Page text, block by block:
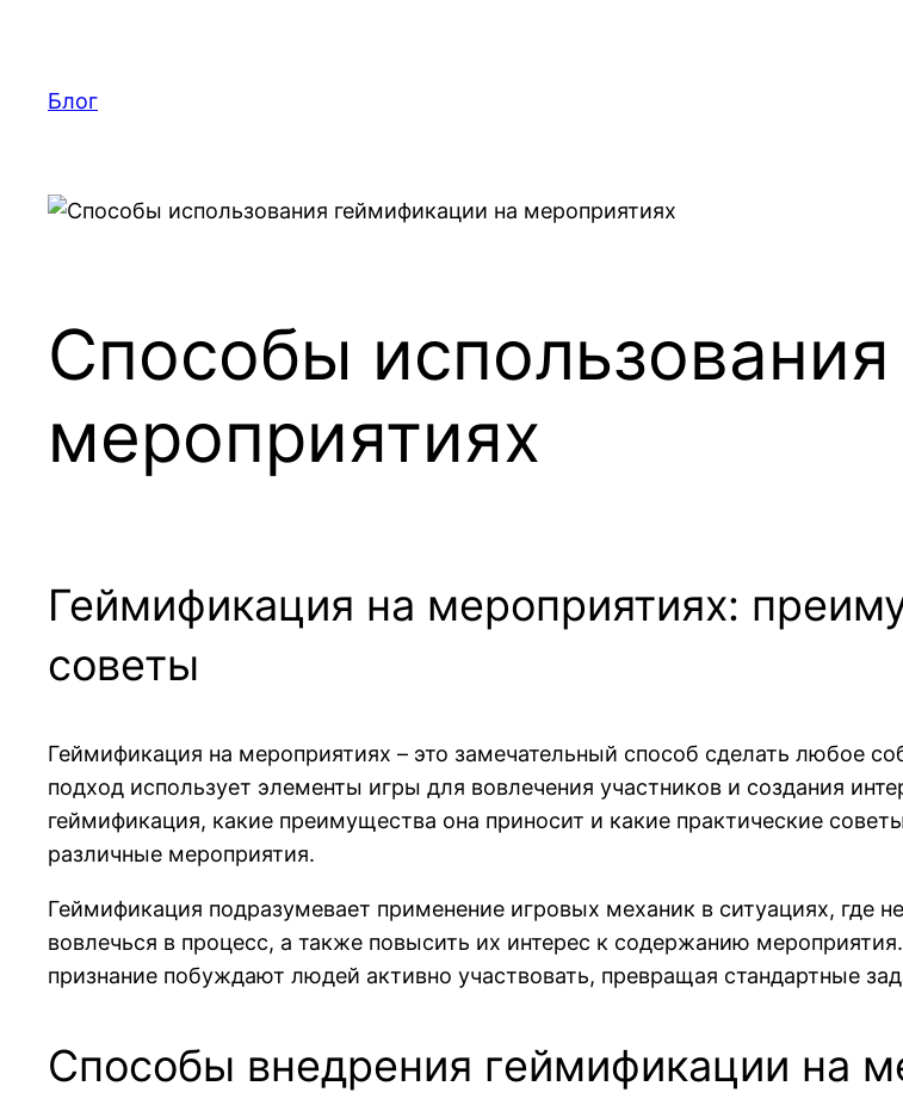
содержимому
Блог
Способы
мероприятиях
Геймификация на мероприятиях:
советы
Геймификация на мероприятиях – это замечательный способ сделать любое
подход использует элементы игры для вовлечения участников и создания
геймификация, какие преимущества она приносит и какие практические
различные мероприятия.
Геймификация подразумевает применение игровых механик в ситуациях, где
вовлечься в процесс, а также повысить их интерес к содержанию
признание побуждают людей активно участвовать, превращая стандартные
Способы внедрения геймификации на